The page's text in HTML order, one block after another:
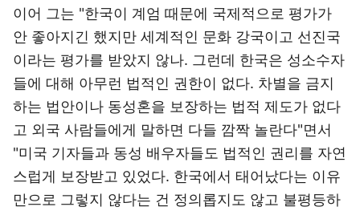
이어 그는 "한국이 계엄 때문에 국제적으로 평가가
안 좋아지긴 했지만 세계적인 문화 강국이고 선진국
이라는 평가를 받았지 않나. 그런데 한국은 성소수자
들에 대해 아무런 법적인 권한이 없다. 차별을 금지
하는 법안이나 동성혼을 보장하는 법적 제도가 없다
고 외국 사람들에게 말하면 다들 깜짝 놀란다"면서
"미국 기자들과 동성 배우자들도 법적인 권리를 자연
스럽게 보장받고 있었다. 한국에서 태어났다는 이유
만으로 그렇지 않다는 건 정의롭지도 않고 불평등하